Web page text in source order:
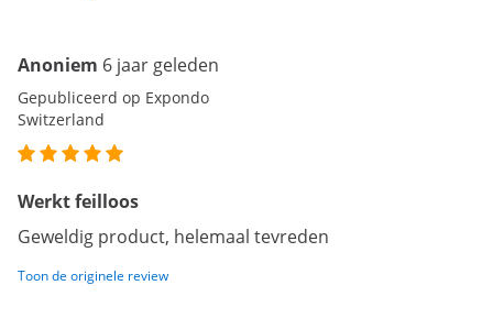
Anoniem 6 jaar geleden
Gepubliceerd op Expondo
Switzerland
Werkt feilloos
Geweldig product, helemaal tevreden
Toon de originele review